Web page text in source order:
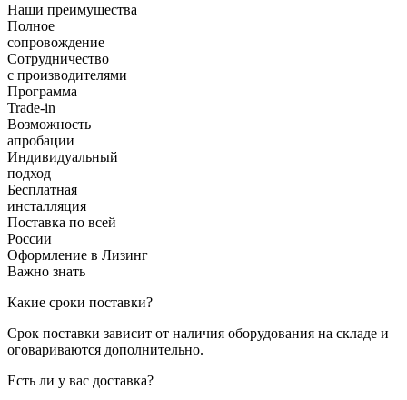
Наши преимущества
Полное
сопровождение
Сотрудничество
с производителями
Программа
Trade-in
Возможность
апробации
Индивидуальный
подход
Бесплатная
инсталляция
Поставка по всей
России
Оформление в Лизинг
Важно знать
Какие сроки поставки?
Срок поставки зависит от наличия оборудования на складе и
оговариваются дополнительно.
Есть ли у вас доставка?